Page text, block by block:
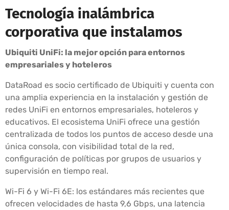
Tecnología inalámbrica
corporativa que instalamos
Ubiquiti UniFi: la mejor opción para entornos
empresariales y hoteleros
DataRoad es socio certificado de Ubiquiti y cuenta con
una amplia experiencia en la instalación y gestión de
redes UniFi en entornos empresariales, hoteleros y
educativos. El ecosistema UniFi ofrece una gestión
centralizada de todos los puntos de acceso desde una
única consola, con visibilidad total de la red,
configuración de políticas por grupos de usuarios y
supervisión en tiempo real.
Wi-Fi 6 y Wi-Fi 6E: los estándares más recientes que
ofrecen velocidades de hasta 9,6 Gbps, una latencia